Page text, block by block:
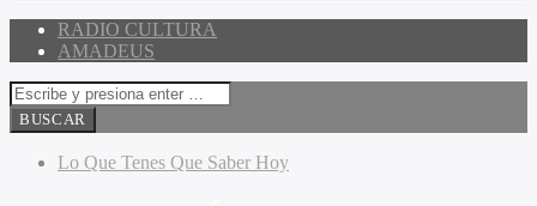
RADIO CULTURA
AMADEUS
Lo Que Tenes Que Saber Hoy